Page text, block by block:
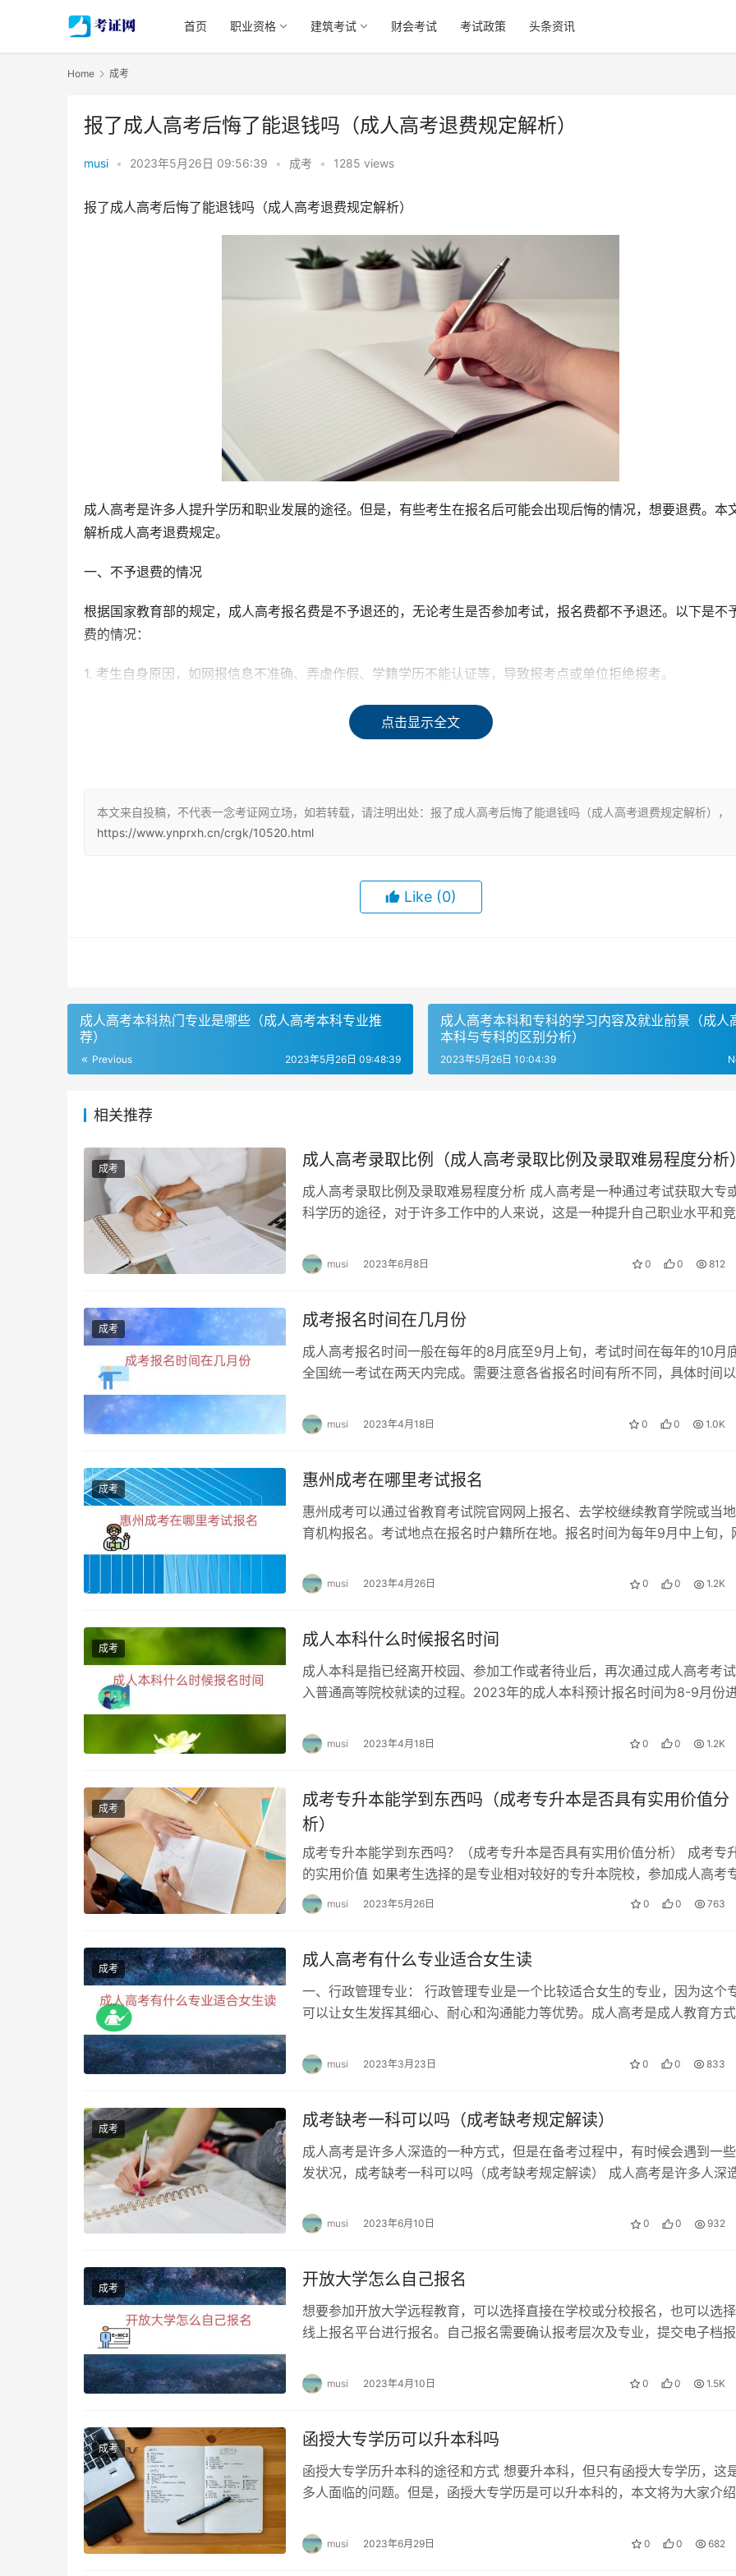
首页 职业资格 建筑考试 财会考试 考试政策 头条资讯
Home 成考
报了成人高考后悔了能退钱吗（成人高考退费规定解析）
musi • 2023年5月26日 09:56:39 • 成考 • 1285 views
报了成人高考后悔了能退钱吗（成人高考退费规定解析）
成人高考是许多人提升学历和职业发展的途径。但是，有些考生在报名后可能会出现后悔的情况，想要退费。本
解析成人高考退费规定。
一、不予退费的情况
根据国家教育部的规定，成人高考报名费是不予退还的，无论考生是否参加考试，报名费都不予退还。以下是不
费的情况：
1. 考生自身原因，如网报信息不准确、弄虚作假、学籍学历不能认证等，导致报考点或单位拒绝报考。
2. 已经进行现场报名确认的成人高考免试生和普通考生。
1. 特殊原因需要退费
户，退款到账通常需要1至7天，特殊情况有可能出现半个月左右时间。
3. 自动放弃考试
如果成人高考考试报名成功但没去考试，视为考生自动放弃考试，不予退费。
1. 联系报考点或单位
考生需要先联系报考点或单位，了解退费流程和要求。
2. 提供相关证明材料
3. 等待审核
报考点或单位会对考生提供的证明材料进行审核，审核通过后会进行退费操作。
4. 等待退款到账
四、注意事项
1. 提前了解相关政策
考生在报名前应仔细考虑，并提前了解相关政策，避免出现后悔情况。
考生在报名时，应该遵守诚信原则，不要弄虚作假，否则可能会导致退费失败。
3. 提供真实证明材料
考生在申请退费时，应该提供真实的证明材料，否则可能会导致退费失败。
点击显示全文
本文来自投稿，不代表一念考证网立场，如若转载，请注明出处：报了成人高考后悔了能退钱吗（成人高考退费规定解析），
https://www.ynprxh.cn/crgk/10520.html
Like (0)
成人高考本科热门专业是哪些（成人高考本科专业推
荐）
Previous 2023年5月26日 09:48:39
成人高考本科和专科的学习内容及就业前景（成人
本科与专科的区别分析）
2023年5月26日 10:04:39
相关推荐
成考 成人高考录取比例（成人高考录取比例及录取难易程度分析）
成人高考录取比例及录取难易程度分析 成人高考是一种通过考试获取大专
科学历的途径，对于许多工作中的人来说，这是一种提升自己职业水平和竞
musi 2023年6月8日 0 0 812
成考 成考报名时间在几月份
成人高考报名时间一般在每年的8月底至9月上旬，考试时间在每年的10月底
全国统一考试在两天内完成。需要注意各省报名时间有所不同，具体时间以
musi 2023年4月18日 0 0 1.0K
成考 惠州成考在哪里考试报名
惠州成考可以通过省教育考试院官网网上报名、去学校继续教育学院或当
育机构报名。考试地点在报名时户籍所在地。报名时间为每年9月中上旬，
musi 2023年4月26日 0 0 1.2K
成考 成人本科什么时候报名时间
成人本科是指已经离开校园、参加工作或者待业后，再次通过成人高考考
入普通高等院校就读的过程。2023年的成人本科预计报名时间为8-9月份
musi 2023年4月18日 0 0 1.2K
成考
成考专升本能学到东西吗（成考专升本是否具有实用价值分
析）
成考专升本能学到东西吗？（成考专升本是否具有实用价值分析） 成考专
的实用价值 如果考生选择的是专业相对较好的专升本院校，参加成人高考
本考试自然是能学到东西的。但是选择一般院…
musi 2023年5月26日 0 0 763
成考 成人高考有什么专业适合女生读
一、行政管理专业： 行政管理专业是一个比较适合女生的专业，因为这个
可以让女生发挥其细心、耐心和沟通能力等优势。成人高考是成人教育方式
musi 2023年3月23日 0 0 833
成考 成考缺考一科可以吗（成考缺考规定解读）
成人高考是许多人深造的一种方式，但是在备考过程中，有时候会遇到一
发状况，成考缺考一科可以吗（成考缺考规定解读） 成人高考是许多人深
musi 2023年6月10日 0 0 932
成考 开放大学怎么自己报名
想要参加开放大学远程教育，可以选择直接在学校或分校报名，也可以选
线上报名平台进行报名。自己报名需要确认报考层次及专业，提交电子档报
musi 2023年4月10日 0 0 1.5K
成考 函授大专学历可以升本科吗
函授大专学历升本科的途径和方式 想要升本科，但只有函授大专学历，这
多人面临的问题。但是，函授大专学历是可以升本科的，本文将为大家介绍
musi 2023年6月29日 0 0 682